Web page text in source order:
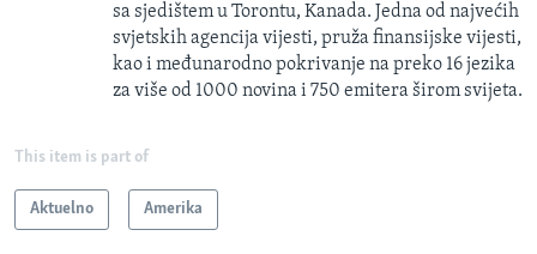
sa sjedištem u Torontu, Kanada. Jedna od najvećih
svjetskih agencija vijesti, pruža finansijske vijesti,
kao i međunarodno pokrivanje na preko 16 jezika
za više od 1000 novina i 750 emitera širom svijeta.
This item is part of
Aktuelno Amerika